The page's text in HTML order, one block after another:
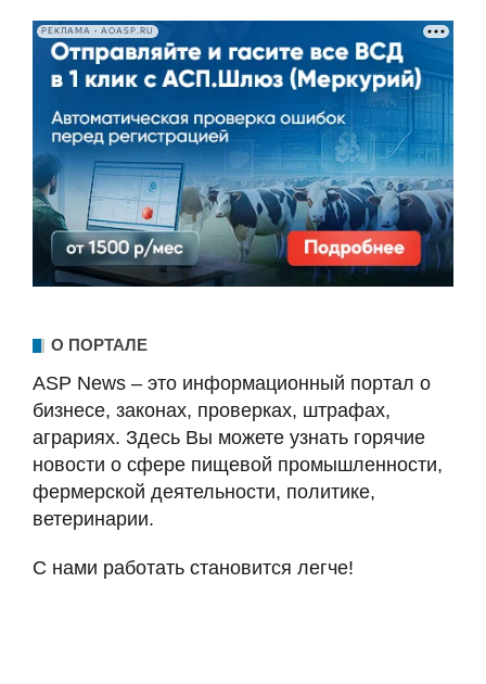
РЕКЛАМА • AOASP.RU
О ПОРТАЛЕ
ASP News – это информационный портал о
бизнесе, законах, проверках, штрафах,
аграриях. Здесь Вы можете узнать горячие
новости о сфере пищевой промышленности,
фермерской деятельности, политике,
ветеринарии.
С нами работать становится легче!